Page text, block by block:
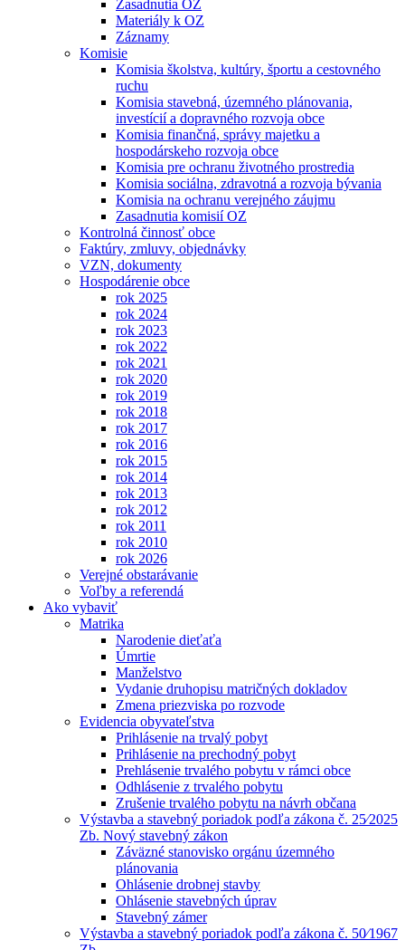
Zasadnutia OZ
Materiály k OZ
Záznamy
Komisie
Komisia školstva, kultúry, športu a cestovného
ruchu
Komisia stavebná, územného plánovania,
investícií a dopravného rozvoja obce
Komisia finančná, správy majetku a
hospodárskeho rozvoja obce
Komisia pre ochranu životného prostredia
Komisia sociálna, zdravotná a rozvoja bývania
Komisia na ochranu verejného záujmu
Zasadnutia komisií OZ
Kontrolná činnosť obce
Faktúry, zmluvy, objednávky
VZN, dokumenty
Hospodárenie obce
rok 2025
rok 2024
rok 2023
rok 2022
rok 2021
rok 2020
rok 2019
rok 2018
rok 2017
rok 2016
rok 2015
rok 2014
rok 2013
rok 2012
rok 2011
rok 2010
rok 2026
Verejné obstarávanie
Voľby a referendá
Ako vybaviť
Matrika
Narodenie dieťaťa
Úmrtie
Manželstvo
Vydanie druhopisu matričných dokladov
Zmena priezviska po rozvode
Evidencia obyvateľstva
Prihlásenie na trvalý pobyt
Prihlásenie na prechodný pobyt
Prehlásenie trvalého pobytu v rámci obce
Odhlásenie z trvalého pobytu
Zrušenie trvalého pobytu na návrh občana
Výstavba a stavebný poriadok podľa zákona č. 25⁄2025
Zb. Nový stavebný zákon
Záväzné stanovisko orgánu územného
plánovania
Ohlásenie drobnej stavby
Ohlásenie stavebných úprav
Stavebný zámer
Výstavba a stavebný poriadok podľa zákona č. 50⁄1967